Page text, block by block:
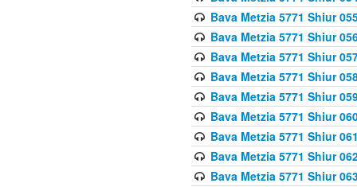
Bava Metzia 5771 Shiur
Bava Metzia 5771 Shiur
Bava Metzia 5771 Shiur
Bava Metzia 5771 Shiur
Bava Metzia 5771 Shiur
Bava Metzia 5771 Shiur
Bava Metzia 5771 Shiur
Bava Metzia 5771 Shiur
Bava Metzia 5771 Shiur